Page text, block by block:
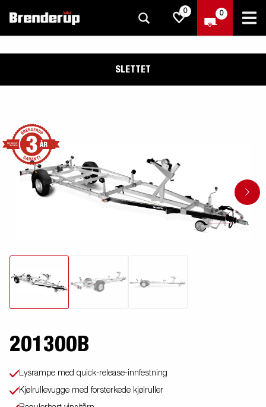
0 0
SLETTET
201300B
Lysrampe med quick-release-innfestning
Kjølrullevugge med forsterkede kjølruller